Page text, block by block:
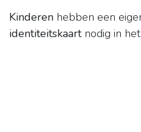
Kinderen hebben een
identiteitskaartnodig in het